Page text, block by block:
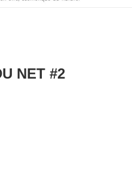
NET #2